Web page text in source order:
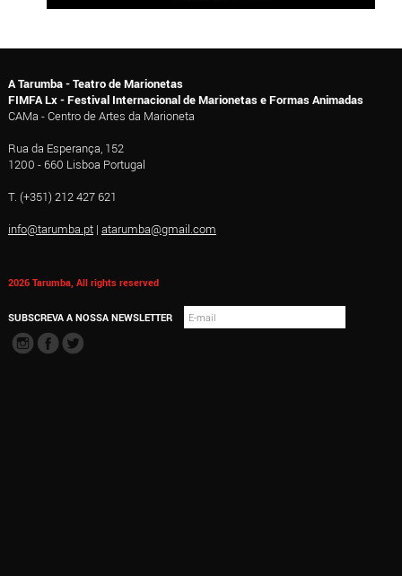
A Tarumba - Teatro de Marionetas
FIMFA Lx - Festival Internacional de Marionetas e Formas Animadas
CAMa - Centro de Artes da Marioneta
Rua da Esperança, 152
1200 - 660 Lisboa Portugal
T. (+351) 212 427 621
info@tarumba.pt| atarumba@gmail.com
2026 Tarumba, All rights reserved
SUBSCREVA A NOSSA NEWSLETTER